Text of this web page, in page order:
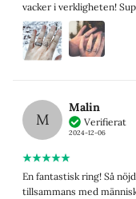
vacker i verkligheten!
M
Malin
Verifierat
2024-12-06
En fantastisk ring! Så
tillsammans med